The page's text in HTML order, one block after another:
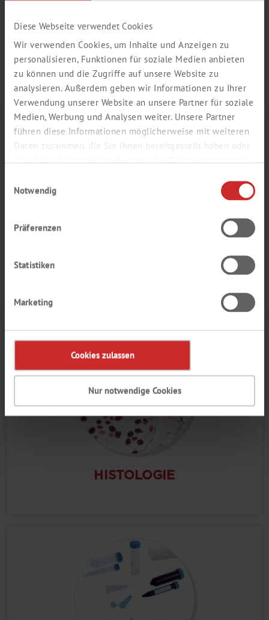
Diese Webseite verwendet Cookies
Wir verwenden Cookies, um Inhalte und Anzeigen zu
personalisieren, Funktionen für soziale Medien anbieten
zu können und die Zugriffe auf unsere Website zu
analysieren. Außerdem geben wir Informationen zu Ihrer
Verwendung unserer Website an unsere Partner für soziale
Medien, Werbung und Analysen weiter. Unsere Partner
führen diese Informationen möglicherweise mit weiteren
Daten zusammen, die Sie ihnen bereitgestellt haben oder
Notwendig
Präferenzen
Statistiken
Marketing
Cookies zulassen
Nur notwendige Cookies
ZELLKULTUR
HISTOLOGIE